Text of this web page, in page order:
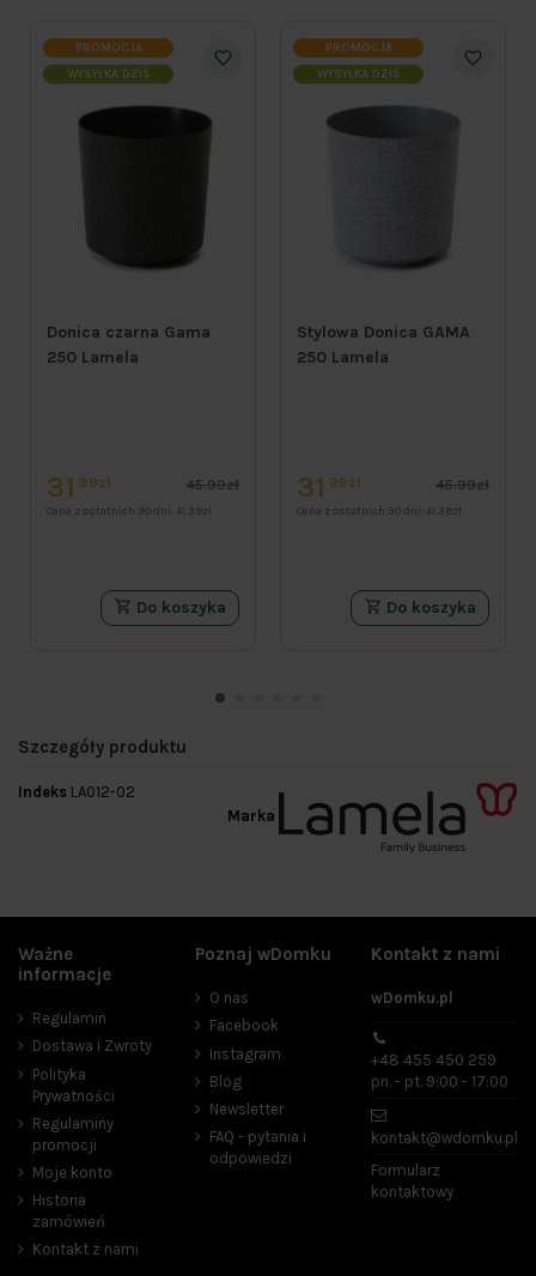
PROMOCJA
WYSYŁKA DZIŚ
Donica czarna Gama
250 Lamela
31 99zł 45.99zł
Cena z ostatnich 30 dni: 41.39zł
Do koszyka
PROMOCJA
WYSYŁKA DZIŚ
Stylowa Donica GAMA
250 Lamela
31 99zł 45.99zł
Cena z ostatnich 30 dni: 41.39zł
Do koszyka
Szczegóły produktu
Marka
Indeks LA012-02
Ważne
informacje
Regulamin
Dostawa i Zwroty
Polityka
Prywatności
Regulaminy
promocji
Moje konto
Historia
zamówień
Kontakt z nami
Poznaj wDomku
O nas
Facebook
Instagram
Blog
Newsletter
FAQ - pytania i
odpowiedzi
Kontakt z nami
wDomku.pl
+48 455 450 259
pn. - pt. 9:00 - 17:00
kontakt@wdomku.pl
Formularz
kontaktowy